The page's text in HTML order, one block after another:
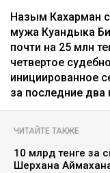
Назым Кахарман
мужа Куандыка
почти на 25 млн
четвертое
инициированное
за последние два
ЧИТАЙТЕ ТАКЖЕ
10 млрд тенге за
Шерхана